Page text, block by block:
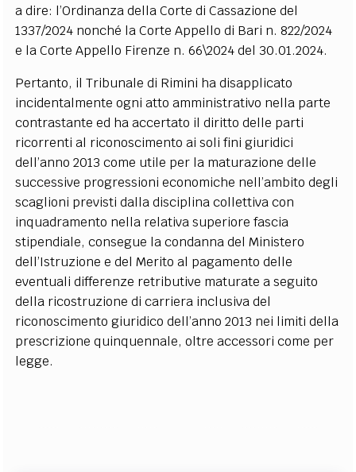
a dire: l’Ordinanza della Corte di Cassazione del
1337/2024 nonché la Corte Appello di Bari n. 822/2024
e la Corte Appello Firenze n. 66\2024 del 30.01.2024.
Pertanto, il Tribunale di Rimini ha disapplicato
incidentalmente ogni atto amministrativo nella parte
contrastante ed ha accertato il diritto delle parti
ricorrenti al riconoscimento ai soli fini giuridici
dell’anno 2013 come utile per la maturazione delle
successive progressioni economiche nell’ambito degli
scaglioni previsti dalla disciplina collettiva con
inquadramento nella relativa superiore fascia
stipendiale, consegue la condanna del Ministero
dell’Istruzione e del Merito al pagamento delle
eventuali differenze retributive maturate a seguito
della ricostruzione di carriera inclusiva del
riconoscimento giuridico dell’anno 2013 nei limiti della
prescrizione quinquennale, oltre accessori come per
legge.